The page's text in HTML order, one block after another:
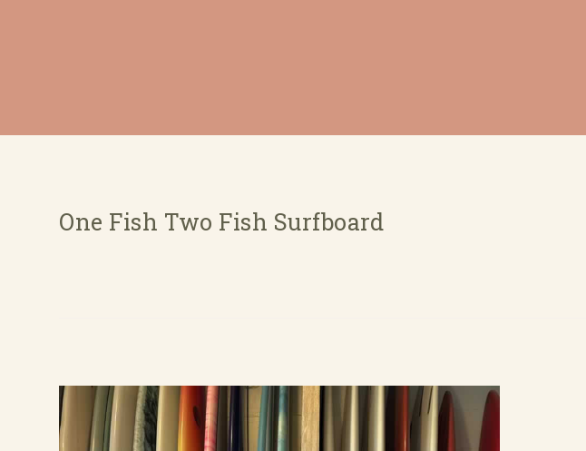
One Fish Two Fish Surfboard